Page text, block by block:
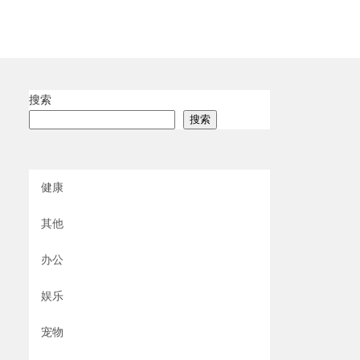
搜索
搜索
健康
其他
办公
娱乐
宠物